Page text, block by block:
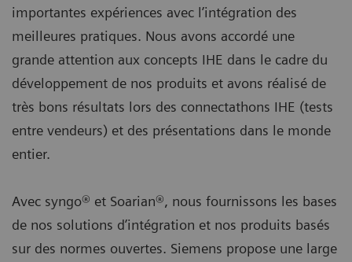
importantes expériences avec l’intégration des
meilleures pratiques. Nous avons accordé une
grande attention aux concepts IHE dans le cadre du
développement de nos produits et avons réalisé de
très bons résultats lors des connectathons IHE (tests
entre vendeurs) et des présentations dans le monde
entier.
Avec syngo® et Soarian®, nous fournissons les bases
de nos solutions d’intégration et nos produits basés
sur des normes ouvertes. Siemens propose une large